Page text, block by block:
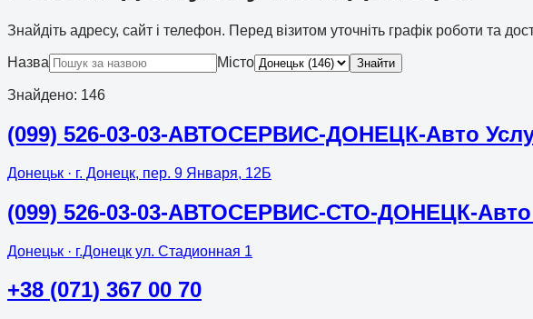
Знайдіть адресу, сайт і телефон. Перед візитом уточніть графік роботи та
Назва Місто Знайти
Знайдено: 146
(099) 526-03-03-АВТОСЕРВИС-ДОНЕЦК-Авто
Донецьк · г. Донецк, пер. 9 Января, 12Б
(099) 526-03-03-АВТОСЕРВИС-СТО-ДОНЕЦК-Авто
Донецьк · г.Донецк ул. Стадионная 1
+38 (071) 367 00 70